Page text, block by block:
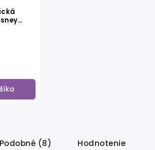
Podobné (8) Hodnotenie